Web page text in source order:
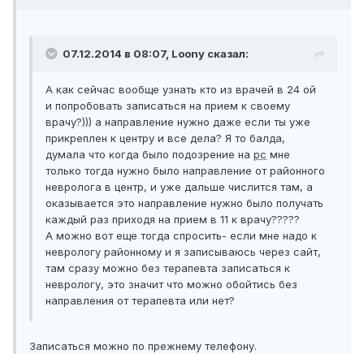
07.12.2014 в 08:07, Loony сказал:
А как сейчас вообще узнать кто из врачей в 24 ой
и попробовать записаться на прием к своему
врачу?))) а направление нужно даже если ты уже
прикреплен к центру и все дела? Я то балда,
думала что когда было подозрение на рс мне
только тогда нужно было направление от районного
невролога в центр, и уже дальше числится там, а
оказывается это направление нужно было получать
каждый раз приходя на прием в 11 к врачу?????
А можно вот еще тогда спросить- если мне надо к
неврологу районному и я записываюсь через сайт,
там сразу можно без терапевта записаться к
неврологу, это значит что можно обойтись без
направления от терапевта или нет?
Записаться можно по прежнему телефону.